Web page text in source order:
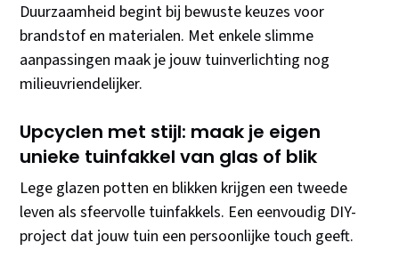
Duurzaamheid begint bij bewuste keuzes voor
brandstof en materialen. Met enkele slimme
aanpassingen maak je jouw tuinverlichting nog
milieuvriendelijker.
Upcyclen met stijl: maak je eigen
unieke tuinfakkel van glas of blik
Lege glazen potten en blikken krijgen een tweede
leven als sfeervolle tuinfakkels. Een eenvoudig DIY-
project dat jouw tuin een persoonlijke touch geeft.